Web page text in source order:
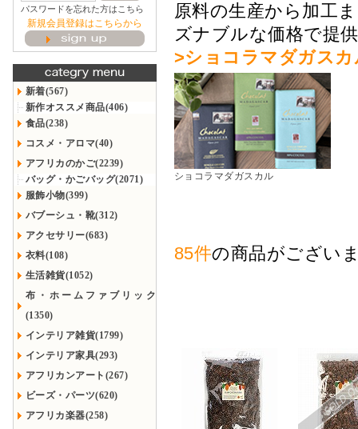
パスワードを忘れた方はこちら
新規会員登録はこちらから
新着(567)
新作オススメ商品(406)
食品(238)
コスメ・アロマ(40)
アフリカのかご(2239)
バッグ・かごバッグ(2071)
服飾小物(399)
バブーシュ・靴(312)
アクセサリー(683)
衣料(108)
生活雑貨(1052)
布・ホームファブリック
(1350)
インテリア雑貨(1799)
インテリア家具(293)
アフリカンアート(267)
ビーズ・パーツ(620)
アフリカ楽器(258)
原料の生産から加工
ズナブルな価格で提
>ショコラマダガスカ
ショコラマダガスカル
85件の商品がござい